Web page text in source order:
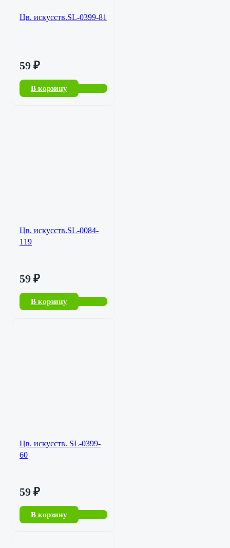
Цв. искусств.SL-0399-81
59 ₽
В корзину
Цв. искусств.SL-0084-
119
59 ₽
В корзину
Цв. искусств. SL-0399-
60
59 ₽
В корзину